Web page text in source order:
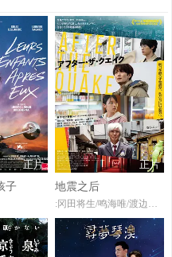
正片
子
正片
地震之后
:冈田将生/鸣海唯/渡边大知/佐藤浩市/桥本爱/